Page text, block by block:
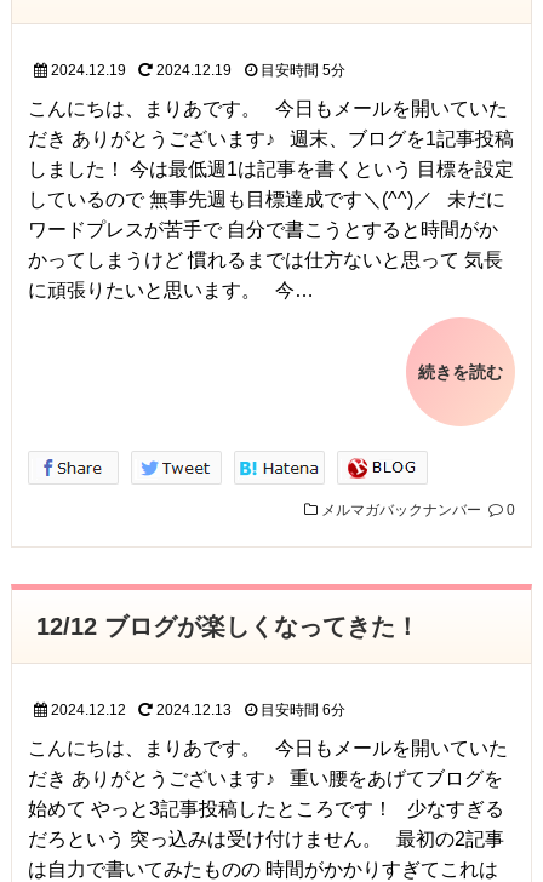
2024.12.19 2024.12.19 目安時間 5分
こんにちは、まりあです。 今日もメールを開いていた
だき ありがとうございます♪ 週末、ブログを1記事投稿
しました！ 今は最低週1は記事を書くという 目標を設定
しているので 無事先週も目標達成です＼(^^)／ 未だに
ワードプレスが苦手で 自分で書こうとすると時間がか
かってしまうけど 慣れるまでは仕方ないと思って 気長
に頑張りたいと思います。 今…
続きを読む
メルマガバックナンバー 0
12/12 ブログが楽しくなってきた！
2024.12.12 2024.12.13 目安時間 6分
こんにちは、まりあです。 今日もメールを開いていた
だき ありがとうございます♪ 重い腰をあげてブログを
始めて やっと3記事投稿したところです！ 少なすぎる
だろという 突っ込みは受け付けません。 最初の2記事
は自力で書いてみたものの 時間がかかりすぎてこれは